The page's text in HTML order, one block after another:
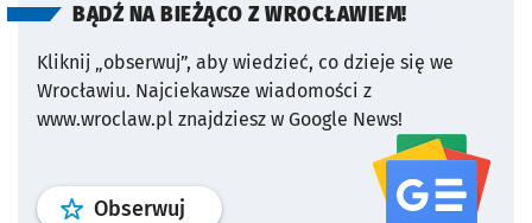
BĄDŹ NA BIEŻĄCO Z WROCŁAWIEM!
Kliknij „obserwuj”, aby wiedzieć, co dzieje się we
Wrocławiu. Najciekawsze wiadomości z
www.wroclaw.pl znajdziesz w Google News!
Obserwuj profil serwisu